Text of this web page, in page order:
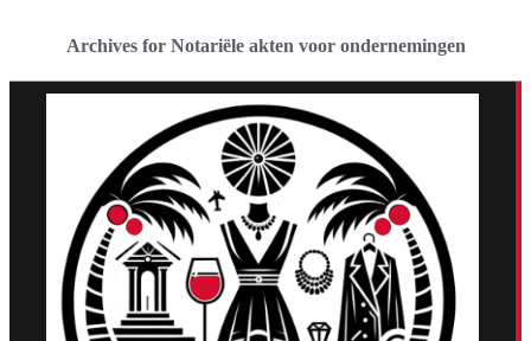
Archives for Notariële akten voor ondernemingen